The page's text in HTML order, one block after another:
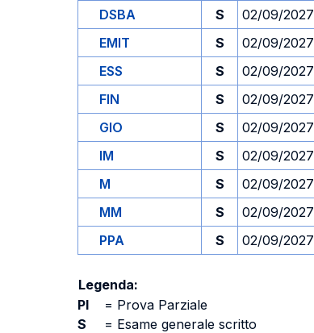
DSBA
S 02/09/2027
EMIT
S 02/09/2027
ESS
S 02/09/2027
FIN
S 02/09/2027
GIO
S 02/09/2027
IM
S 02/09/2027
M
S 02/09/2027
MM
S 02/09/2027
PPA
S 02/09/2027
Legenda:
PI
= Prova Parziale
S
= Esame generale scritto